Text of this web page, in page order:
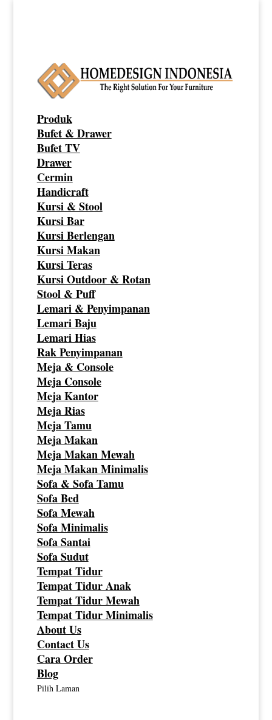
Produk
Bufet & Drawer
Bufet TV
Drawer
Cermin
Handicraft
Kursi & Stool
Kursi Bar
Kursi Berlengan
Kursi Makan
Kursi Teras
Kursi Outdoor & Rotan
Stool & Puff
Lemari & Penyimpanan
Lemari Baju
Lemari Hias
Rak Penyimpanan
Meja & Console
Meja Console
Meja Kantor
Meja Rias
Meja Tamu
Meja Makan
Meja Makan Mewah
Meja Makan Minimalis
Sofa & Sofa Tamu
Sofa Bed
Sofa Mewah
Sofa Minimalis
Sofa Santai
Sofa Sudut
Tempat Tidur
Tempat Tidur Anak
Tempat Tidur Mewah
Tempat Tidur Minimalis
About Us
Contact Us
Cara Order
Blog
Pilih Laman